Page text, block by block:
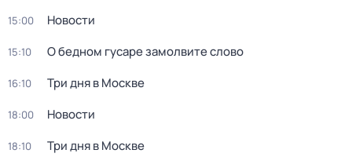
15:00 Новости
15:10 О бедном гусаре замолвите слово
16:10 Три дня в Москве
18:00 Новости
18:10 Три дня в Москве